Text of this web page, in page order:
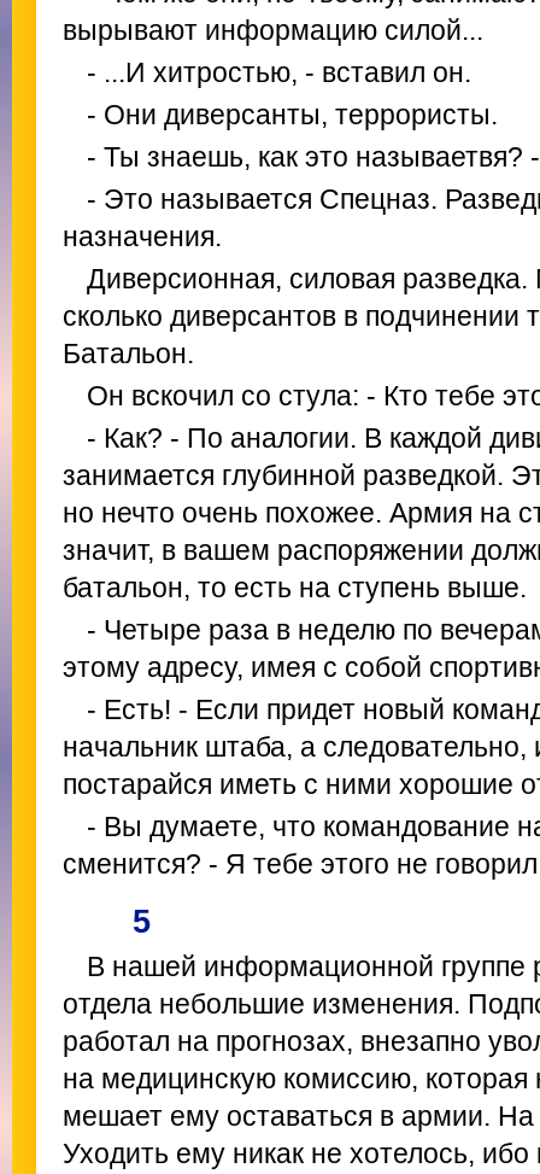
вырывают информацию силой...
- ...И хитростью, - вставил он.
- Они диверсанты, террористы.
- Ты знаешь, как это называетвя?
- Это называется Спецназ.
назначения.
Диверсионная, силовая разведка.
сколько диверсантов в подчинении
Батальон.
Он вскочил со стула: - Кто тебе
- Как? - По аналогии. В каждой
занимается глубинной разведкой.
но нечто очень похожее. Армия на
значит, в вашем распоряжении
батальон, то есть на ступень выше.
- Четыре раза в неделю по
этому адресу, имея с собой
- Есть! - Если придет новый
начальник штаба, а
постарайся иметь с ними хорошие
- Вы думаете, что командование
сменится? - Я тебе этого не
5
В нашей информационной группе
отдела небольшие изменения.
работал на прогнозах, внезапно
на медицинскую комиссию, которая
мешает ему оставаться в армии.
Уходить ему никак не хотелось,